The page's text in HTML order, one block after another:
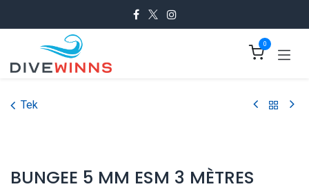
0
Tek
BUNGEE 5 MM ESM 3 MÈTRES